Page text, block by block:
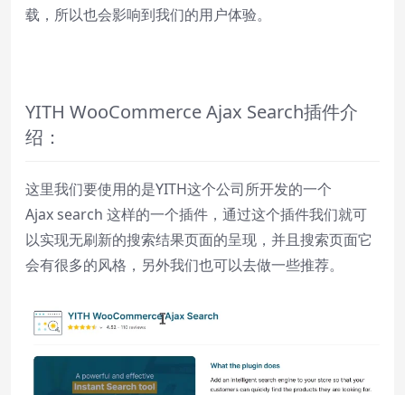
Chapters
subtitles off, selected
Audio Track
Picture-in-Picture
Fullscreen
Beginning of dialog window. Escape will
Text
载，所以也会影响到我们的用户体验。
YITH WooCommerce Ajax Search插件介
绍：
这里我们要使用的是YITH这个公司所开发的一个
Ajax search 这样的一个插件，通过这个插件我们就可
以实现无刷新的搜索结果页面的呈现，并且搜索页面它
会有很多的风格，另外我们也可以去做一些推荐。